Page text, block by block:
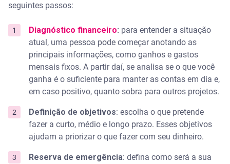
seguintes passos:
Diagnóstico financeiro: para entender a situação
atual, uma pessoa pode começar anotando as
principais informações, como ganhos e gastos
mensais fixos. A partir daí, se analisa se o que você
ganha é o suficiente para manter as contas em dia e,
em caso positivo, quanto sobra para outros projetos.
Definição de objetivos: escolha o que pretende
fazer a curto, médio e longo prazo. Esses objetivos
ajudam a priorizar o que fazer com seu dinheiro.
Reserva de emergência: defina como será a sua